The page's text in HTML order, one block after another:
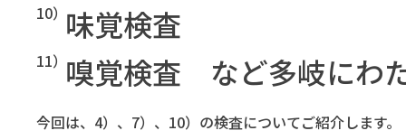
10） 味覚検査
11） 嗅覚検査 など多岐にわ
今回は、4）、7）、10）の検査についてご紹介します。